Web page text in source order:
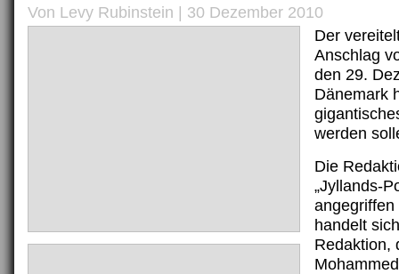
Von Levy Rubinstein | 30 Dezember 2010
Der
Anschlag
den 29.
Dänemark
werden
Die
„Jyllands-
handelt
Redaktion,